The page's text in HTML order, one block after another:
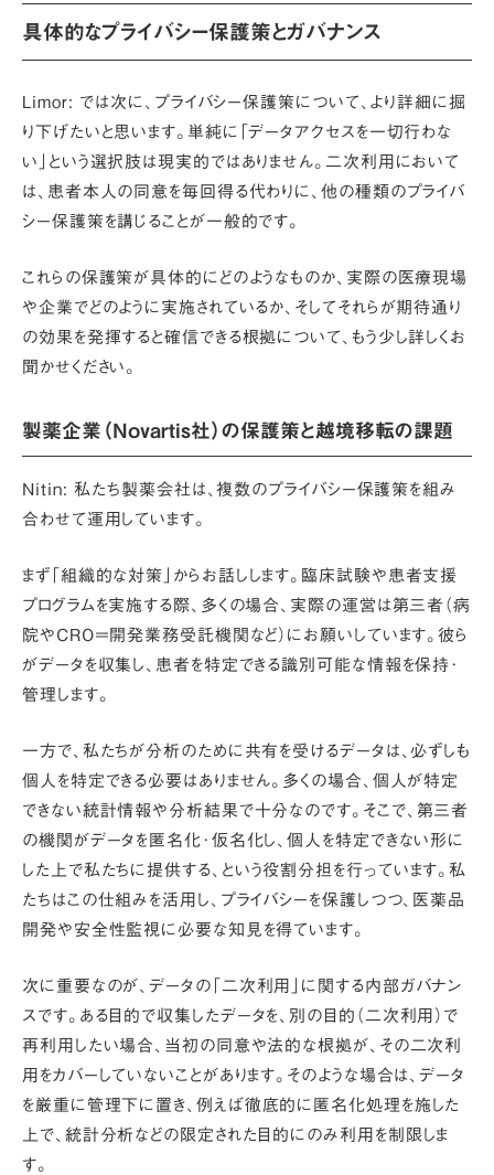
具体的なプライバシー保護策とガバナンス
Limor: では次に、プライバシー保護策について、より詳細に掘
り下げたいと思います。単純に「データアクセスを一切行わな
い」という選択肢は現実的ではありません。二次利用において
は、患者本人の同意を毎回得る代わりに、他の種類のプライバ
シー保護策を講じることが一般的です。
これらの保護策が具体的にどのようなものか、実際の医療現場
や企業でどのように実施されているか、そしてそれらが期待通り
の効果を発揮すると確信できる根拠について、もう少し詳しくお
聞かせください。
製薬企業（Novartis社）の保護策と越境移転の課題
Nitin: 私たち製薬会社は、複数のプライバシー保護策を組み
合わせて運用しています。
まず「組織的な対策」からお話しします。臨床試験や患者支援
プログラムを実施する際、多くの場合、実際の運営は第三者（病
院やCRO＝開発業務受託機関など）にお願いしています。彼ら
がデータを収集し、患者を特定できる識別可能な情報を保持･
管理します。
一方で、私たちが分析のために共有を受けるデータは、必ずしも
個人を特定できる必要はありません。多くの場合、個人が特定
できない統計情報や分析結果で十分なのです。そこで、第三者
の機関がデータを匿名化･仮名化し、個人を特定できない形に
した上で私たちに提供する、という役割分担を行っています。私
たちはこの仕組みを活用し、プライバシーを保護しつつ、医薬品
開発や安全性監視に必要な知見を得ています。
次に重要なのが、データの「二次利用」に関する内部ガバナン
スです。ある目的で収集したデータを、別の目的（二次利用）で
再利用したい場合、当初の同意や法的な根拠が、その二次利
用をカバーしていないことがあります。そのような場合は、データ
を厳重に管理下に置き、例えば徹底的に匿名化処理を施した
上で、統計分析などの限定された目的にのみ利用を制限しま
す。